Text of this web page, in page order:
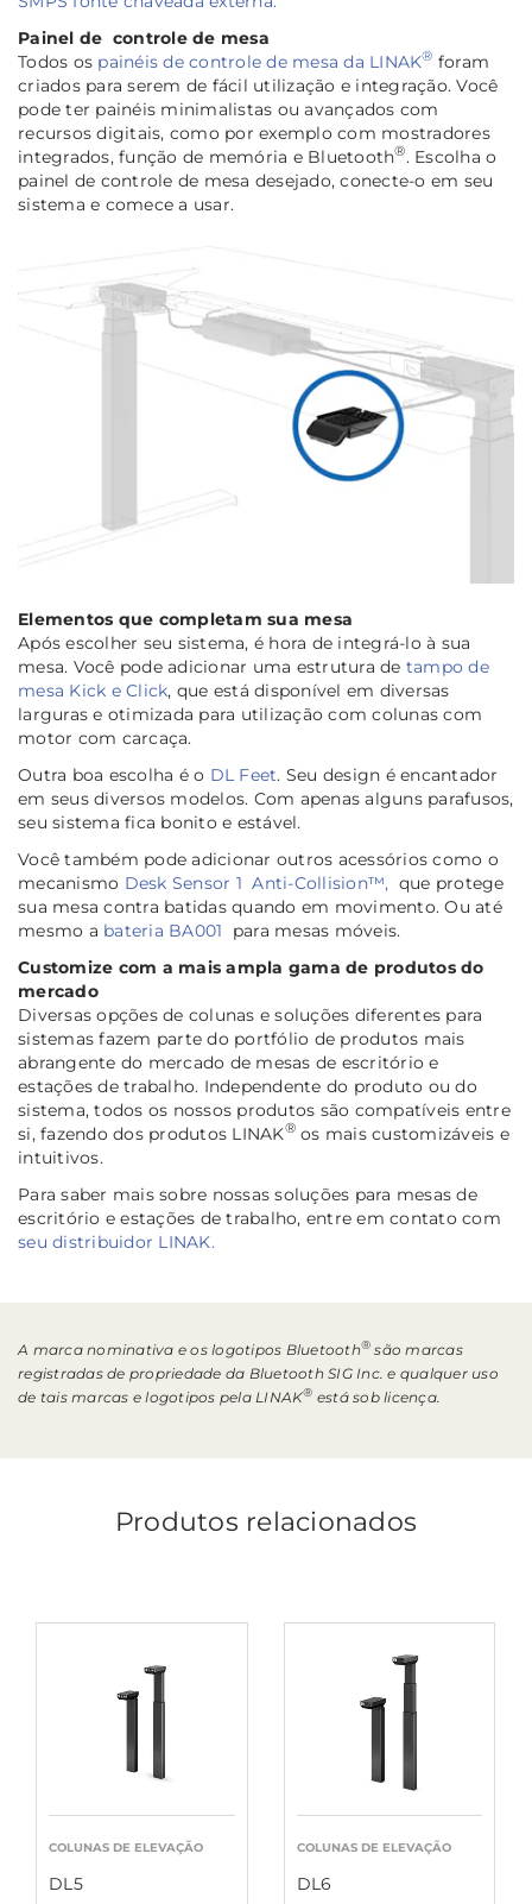
Painel de controle de mesa
Todos os painéis de controle de mesa da LINAK® foram
criados para serem de fácil utilização e integração. Você
pode ter painéis minimalistas ou avançados com
recursos digitais, como por exemplo com mostradores
integrados, função de memória e Bluetooth®. Escolha o
painel de controle de mesa desejado, conecte-o em seu
sistema e comece a usar.
Elementos que completam sua mesa
Após escolher seu sistema, é hora de integrá-lo à sua
mesa. Você pode adicionar uma estrutura de tampo de
mesa Kick e Click, que está disponível em diversas
larguras e otimizada para utilização com colunas com
motor com carcaça.
Outra boa escolha é o DL Feet. Seu design é encantador
em seus diversos modelos. Com apenas alguns parafusos,
seu sistema fica bonito e estável.
Você também pode adicionar outros acessórios como o
mecanismo Desk Sensor 1 Anti-Collision™, que protege
sua mesa contra batidas quando em movimento. Ou até
mesmo a bateria BA001 para mesas móveis.
Customize com a mais ampla gama de produtos do
mercado
Diversas opções de colunas e soluções diferentes para
sistemas fazem parte do portfólio de produtos mais
abrangente do mercado de mesas de escritório e
estações de trabalho. Independente do produto ou do
sistema, todos os nossos produtos são compatíveis entre
si, fazendo dos produtos LINAK®os mais customizáveis e
intuitivos.
Para saber mais sobre nossas soluções para mesas de
escritório e estações de trabalho, entre em contato com
seu distribuidor LINAK.
A marca nominativa e os logotipos Bluetooth® são marcas
registradas de propriedade da Bluetooth SIG Inc. e qualquer uso
de tais marcas e logotipos pela LINAK® está sob licença.
Produtos relacionados
COLUNAS DE ELEVAÇÃO
DL5
COLUNAS DE ELEVAÇÃO
DL6